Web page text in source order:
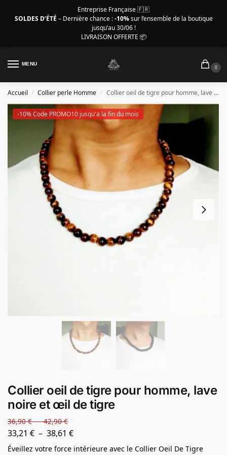
Entreprise Française 🇫🇷
SOLDES D’ÉTÉ – Dernière chance :-10%sur l’ensemble de la boutique
jusqu’au 30/06 !
LIVRAISON OFFERTE 📦
MENU
0
Accueil / Collier perle Homme / Collier oeil de tigre pour homme, lave noire et œil de tigre
-10% Code PROMO10 jusqu'a la fin du mois
Collier oeil de tigre pour homme, lave
noire et œil de tigre
36,90€ – 42,90€
33,21 € – 38,61 €
Éveillez votre force intérieure avec le Collier Oeil De Tigre